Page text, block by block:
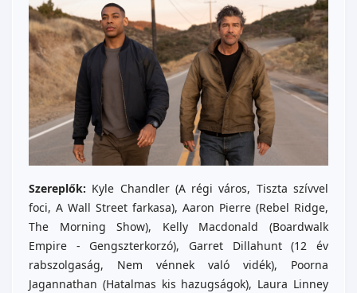
Szereplők: Kyle Chandler (A régi város, Tiszta szívvel
foci, A Wall Street farkasa), Aaron Pierre (Rebel Ridge,
The Morning Show), Kelly Macdonald (Boardwalk
Empire - Gengszterkorzó), Garret Dillahunt (12 év
rabszolgaság, Nem vénnek való vidék), Poorna
Jagannathan (Hatalmas kis hazugságok), Laura Linney